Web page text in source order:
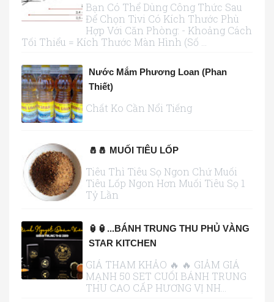
Bạn Có Thể Dùng Công Thức Sau
Để Chọn Tivi Có Kích Thước Phù
Hợp Với Căn Phòng: - Khoảng Cách
Tối Thiểu = Kích Thước Màn Hình (số ...
Nước Mắm Phương Loan (Phan
Thiết)
Chất Ko Cần Nổi Tiếng
🧂🧂 MUỐI TIÊU LỐP
Tiêu Thì Tiêu Sọ Ngon Chứ Muối
Tiêu Lốp Ngon Hơn Muối Tiêu Sọ 1
Tỷ Lần
🏮🏮...BÁNH TRUNG THU PHỦ VÀNG
STAR KITCHEN
GIÁ THAM KHẢO 🔥 🔥 GIẢM GIÁ
MẠNH 50 SET CUỐI BÁNH TRUNG
THU CAO CẤP HƯƠNG VỊ NH...